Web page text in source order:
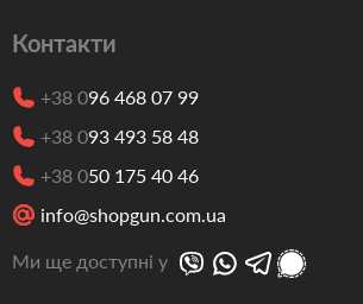
Контакти
+38 096 468 07 99
+38 093 493 58 48
+38 050 175 40 46
info@shopgun.com.ua
Ми ще доступні у